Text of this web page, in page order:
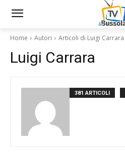
Home Autori Articoli di Luigi Carrara
Luigi Carrara
381 ARTICOLI